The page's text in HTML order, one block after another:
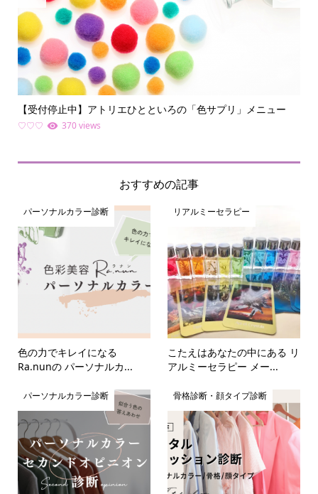
【受付停止中】アトリエひとといろの「色サプリ」メニュー
♡♡♡ 370 views
おすすめの記事
パーソナルカラー診断
色の力でキレイになる
Ra.nunの パーソナルカ...
リアルミーセラピー
こたえはあなたの中にある リ
アルミーセラピー メー...
パーソナルカラー診断 骨格診断・顔タイプ診断